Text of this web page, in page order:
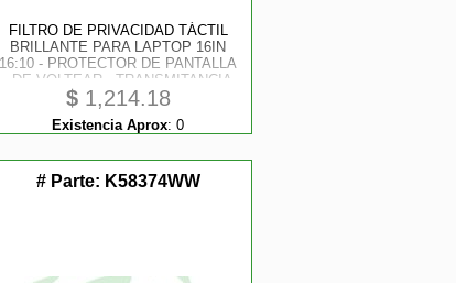
FILTRO DE PRIVACIDAD TÁCTIL
BRILLANTE PARA LAPTOP 16IN
16:10 - PROTECTOR DE PANTALLA
- DE VOLTEAR - TRANSMITANCIA
DEL 75% - FILTRO ANTIRREFLEJO
- ÀNGULO DE VISIÓN DE +/ - 30
GRADOS
$1,214.18
Existencia Aprox: 0
# Parte: K58374WW